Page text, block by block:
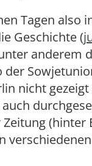
Tagen also
Geschichte (
anderem
nicht
(hinter